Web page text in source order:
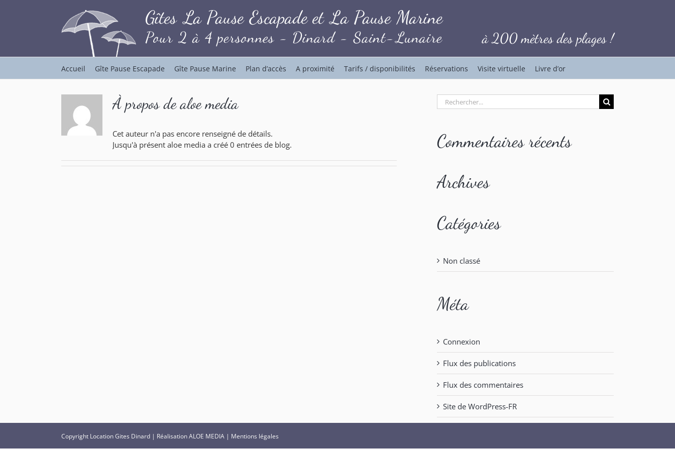
à 200 mètres des plages !
Accueil Gîte Pause Escapade Gîte Pause Marine Plan d’accès A proximité Tarifs / disponibilités Réservations Visite virtuelle Livre d’or
À propos dealoe media
Cet auteur n'a pas encore renseigné de détails.
Jusqu'à présent aloe media a créé 0 entrées de blog.
Rechercher:
Commentaires récents
Archives
Catégories
Non classé
Méta
Connexion
Flux des publications
Flux des commentaires
Site de WordPress-FR
Copyright Location Gites Dinard | RéalisationALOE MEDIA | Mentions légales